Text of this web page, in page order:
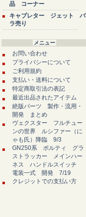
品 コーナー
キャブレター ジェット バ
ラ売り
メニュー
お問い合わせ
プライバシーについて
ご利用規約
支払い・送料について
特定商取引法の表記
最近出品されたアイテム
絶版パーツ 製作・流用・
開発 まとめ
ヴェクスター フルチュー
ンの世界 ルシファー（に
ゃも氏）降臨 9/3
GN250系 ボルティ グラ
ストラッカー メインハー
ネス ハンドルスイッチ
電装一式 開発 7/19
クレジットでの支払い方